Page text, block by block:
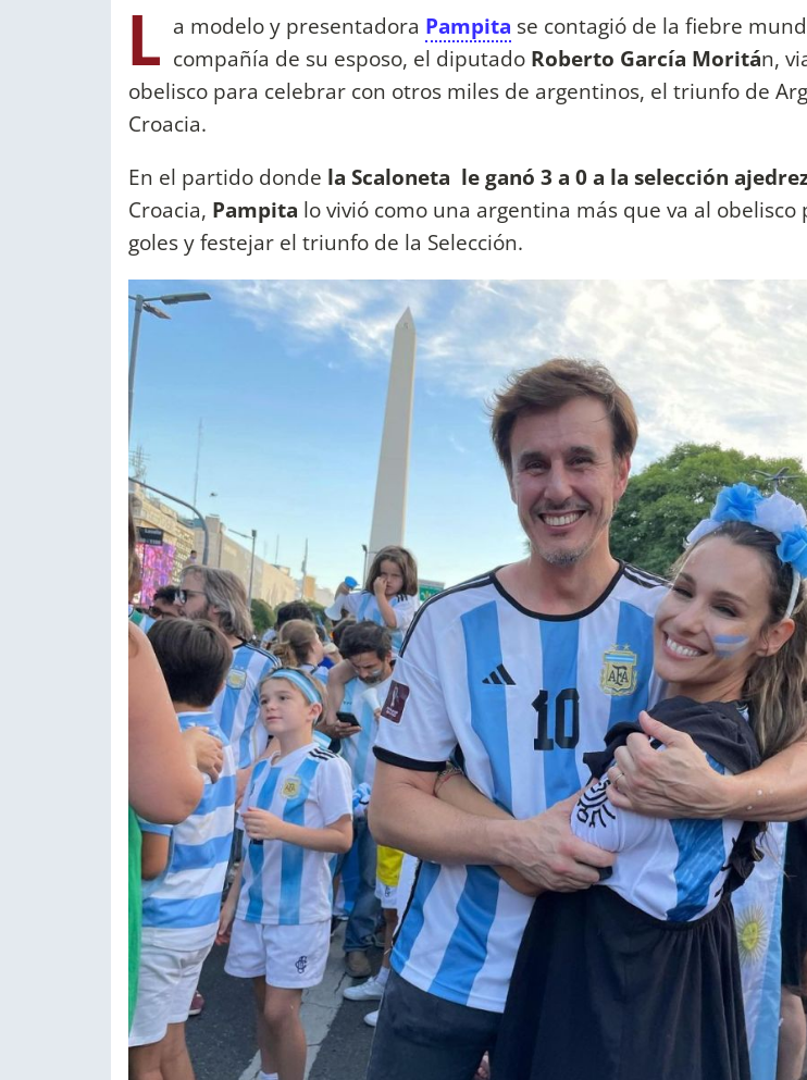
L a modelo y presentadora Pampita se contagió de la fiebre
compañía de su esposo, el diputado Roberto García Moritán,
obelisco para celebrar con otros miles de argentinos, el triunfo de
Croacia.
En el partido donde la Scaloneta le ganó 3 a 0 a la selección
Croacia, Pampita lo vivió como una argentina más que va al
goles y festejar el triunfo de la Selección.